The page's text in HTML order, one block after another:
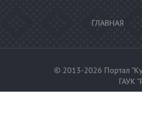
ГЛАВНАЯ
© 2013-2026 Портал
ГАУК